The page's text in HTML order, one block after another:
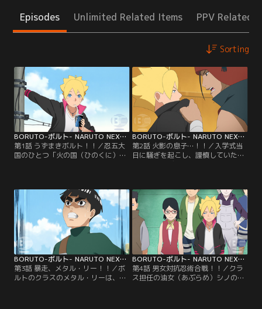
Episodes Unlimited Related Items PPV Related
Sorting
BORUTO-ボルト- NARUTO NEXT GENERATIONS 第001話
第1話 うずまきボルト！！／忍五大
国のひとつ「火の国（ひのくに）」
（ほかげ）・うずまきナルトを父に
持つ少年だ。ある日ボルトは、不良
たちに絡まれていた少年・雷門デン
キを助ける。力も気も弱いデンキ
は、不良たちばかりか自分の父親に
反発することもできないでいた…。
【提供：バンダイチャンネル】
BORUTO-ボルト- NARUTO NEXT GENERATIONS 第002話
第2話 火影の息子…！！／入学式当
日に騒ぎを起こし、謹慎していたボ
ルトがアカデミーに初登校した。だ
分を受けたボルトにクラスメイトの
目は冷たい。そんな中ボルトはクラ
スメイトのひとり、結乃（ゆいの）
イワベエにケンカを売られる。イワ
ベエは優れた戦闘センスを持ちなが
ら、素行の悪さが原因で…。【提
供：バンダイチャンネル】
BORUTO-ボルト- NARUTO NEXT GENERATIONS 第003話
第3話 暴走、メタル・リー！！／ボ
ルトのクラスのメタル・リーは、と
BORUTO-ボルト- NARUTO NEXT GENERATIONS 第004話
第4話 男女対抗忍術合戦！！／クラ
ス担任の油女（あぶらめ）シノの提